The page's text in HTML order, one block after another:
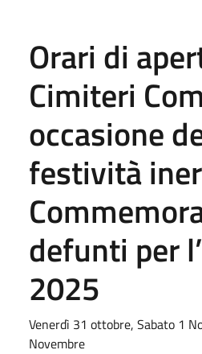
Orari di
Cimiteri
occasione
festività
defunti per
2025
Venerdì 31 ottobre, Sabato 1
Novembre